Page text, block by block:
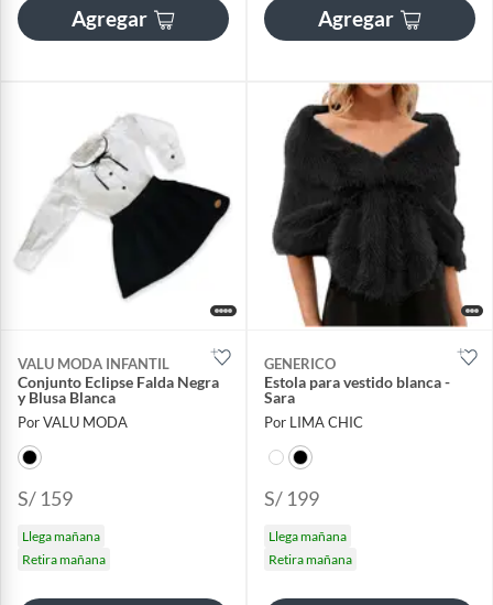
Agregar Agregar
VALU MODA INFANTIL
Conjunto Eclipse Falda Negra
y Blusa Blanca
Por VALU MODA
S/ 159
Llega mañana
Retira mañana
GENERICO
Estola para vestido blanca -
Sara
Por LIMA CHIC
S/ 199
Llega mañana
Retira mañana